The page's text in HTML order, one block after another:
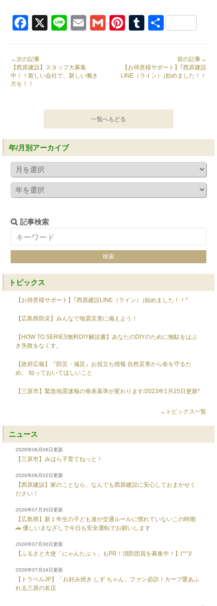
Facebook
X LineEmailGmailPinterest
Tumblr
共
前の記事→
【お得意様サポート】｢西原建設
LINE（ライン）｣始めました！！
←次の記事
【西原建設】スタッフ大募集
中！！新しい会社で、新しい働き
方を！！
一覧へもどる
年/月別アーカイブ
記事検索
トピックス
【お得意様サポート】｢西原建設LINE（ライン）｣始めました！！*
【広島県防災】みんなで地震災害に備えよう！
【HOW TO SERIES無料DIY解説書】あなたのDIYのために無駄をはぶ
き失敗をなくす。
【政府広報】『防災・減災』お役立ち情報 自然災害から命を守るた
め、 知っておいてほしいこと
【三原市】緊急地震速報の発表基準が変わります/2023年1月25日更新*
→トピックス一覧
ニュース
2026年08月06日更新
【三原市】みはら子育てねっと！
2026年08月02日更新
【西原建設】家のことなら、なんでも西原建設に安心しておまかせく
ださい！
2026年07月30日更新
【広島県】新１年生の子ども達が交通ルールに慣れていないこの時期
🚗 優しいまなざしで今日も安全運転でお願いします
2026年07月30日更新
【ふるさと大使「にゃんたぶぅ」もPR！消防団員を募集中！】(^^)/
2026年07月24日更新
【トラベルJP】「お好み焼き しず ちゃん」ファン必訪！カープ愛あふ
れる三原の名店